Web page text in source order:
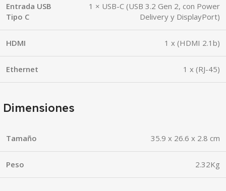
Entrada USB
Tipo C
1 × USB-C (USB 3.2 Gen 2, con Power
Delivery y DisplayPort)
HDMI 1 x (HDMI 2.1b)
Ethernet 1 x (RJ-45)
Dimensiones
Tamaño 35.9 x 26.6 x 2.8 cm
Peso 2.32Kg